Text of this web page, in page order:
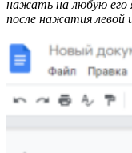
нажать на любую его
после нажатия левой